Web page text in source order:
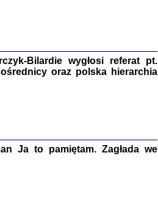
Bańkowska
Bilardie wygłosi referat pt.
oraz polska hierarchia
Ja to pamiętam. Zagłada we